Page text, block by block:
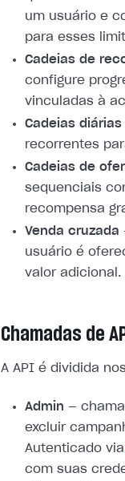
um usuário e
para esses
Cadeias de
configure
vinculadas à
Cadeias diárias
recorrentes
Cadeias de
sequenciais
recompensa
Venda cruzada
usuário é
valor adicional.
Chamadas de
A API é dividida nos
Admin —
excluir
Autenticado via
com suas